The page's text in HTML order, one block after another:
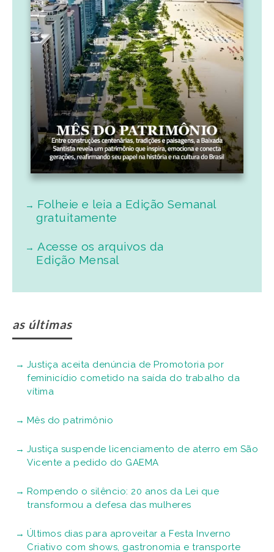
Folheie e leia a Edição Semanal
gratuitamente
Acesse os arquivos da
Edição Mensal
as últimas
Justiça aceita denúncia de Promotoria por
feminicídio cometido na saída do trabalho da
vítima
Mês do patrimônio
Justiça suspende licenciamento de aterro em São
Vicente a pedido do GAEMA
Rompendo o silêncio: 20 anos da Lei que
transformou a defesa das mulheres
Últimos dias para aproveitar a Festa Inverno
Criativo com shows, gastronomia e transporte